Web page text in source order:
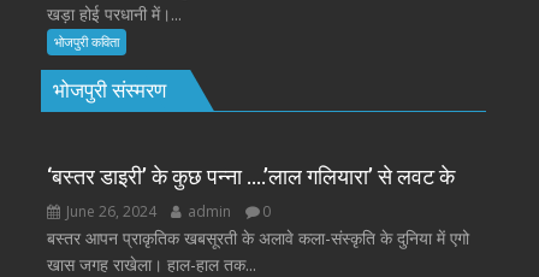
खड़ा होई परधानी में।...
भोजपुरी कविता
भोजपुरी संस्मरण
‘बस्तर डाइरी’ के कुछ पन्ना ….’लाल गलियारा’ से लवट के
June 26, 2024 admin 0
बस्तर आपन प्राकृतिक खबसूरती के अलावे कला-संस्कृति के दुनिया में एगो
खास जगह राखेला। हाल-हाल तक...